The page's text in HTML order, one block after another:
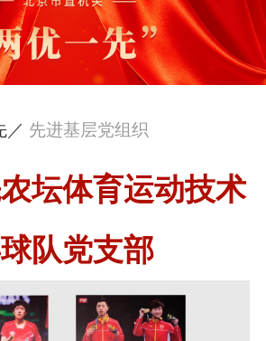
／ 先进基层党组织
坛体育运动技术
队党支部